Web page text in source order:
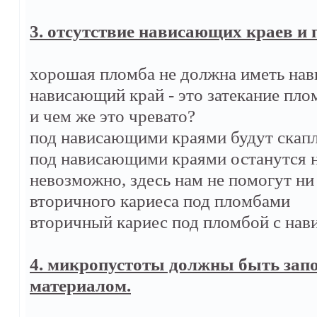
3. отсутствие нависающих краев и
хорошая пломба не должна иметь
нависающий край - это затекание
и чем же это чревато?
под нависающими краями будут
под нависающими краями останутся
невозможно, здесь нам не помогут
вторичного кариеса под пломбами
вторичный кариес под пломбой с
4. микропустоты должны быть
материалом.